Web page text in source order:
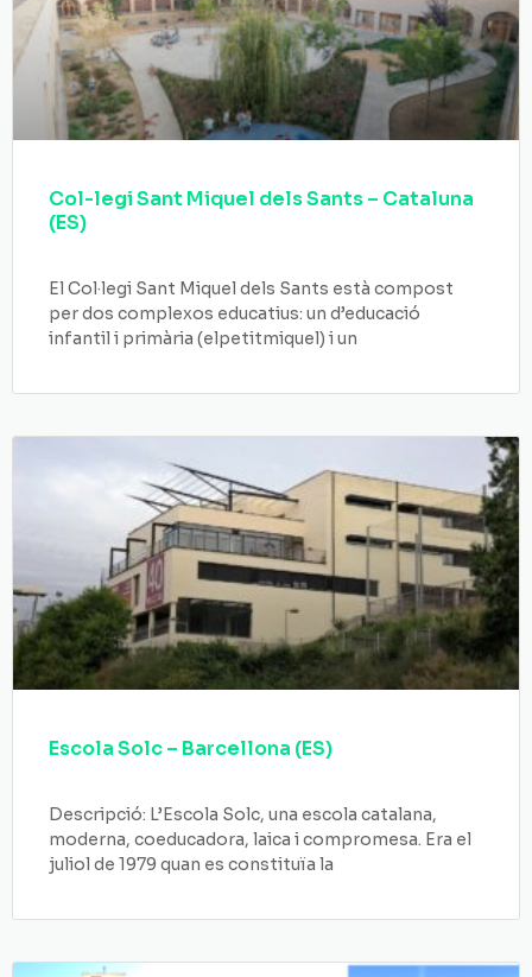
Col-legi Sant Miquel dels Sants – Cataluna
(ES)
El Col·legi Sant Miquel dels Sants està compost
per dos complexos educatius: un d’educació
infantil i primària (elpetitmiquel) i un
Escola Solc – Barcellona (ES)
Descripció: L’Escola Solc, una escola catalana,
moderna, coeducadora, laica i compromesa. Era el
juliol de 1979 quan es constituïa la